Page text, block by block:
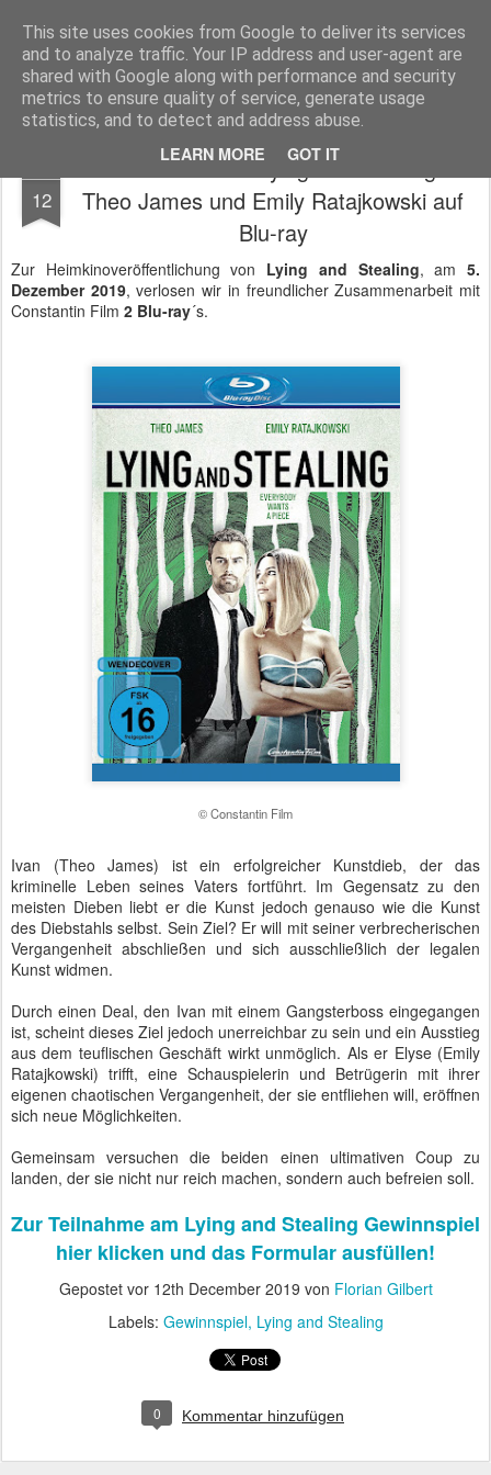
This site uses cookies from Google to deliver its services
and to analyze traffic. Your IP address and user-agent are
shared with Google along with performance and security
metrics to ensure quality of service, generate usage
statistics, and to detect and address abuse.
LEARN MORE GOT IT
MyKinoTrailer
Pages
12
Gewinnt den Krimi Lying and Stealing mit
Theo James und Emily Ratajkowski auf
Blu-ray
Zur Heimkinoveröffentlichung von Lying and Stealing, am5.
Dezember 2019, verlosen wir in freundlicher Zusammenarbeit mit
Constantin Film 2 Blu-ray´s.
© Constantin Film
Ivan (Theo James) ist ein erfolgreicher Kunstdieb, der das
kriminelle Leben seines Vaters fortführt. Im Gegensatz zu den
meisten Dieben liebt er die Kunst jedoch genauso wie die Kunst
des Diebstahls selbst. Sein Ziel? Er will mit seiner verbrecherischen
Vergangenheit abschließen und sich ausschließlich der legalen
Kunst widmen.
Durch einen Deal, den Ivan mit einem Gangsterboss eingegangen
ist, scheint dieses Ziel jedoch unerreichbar zu sein und ein Ausstieg
aus dem teuflischen Geschäft wirkt unmöglich. Als er Elyse (Emily
Ratajkowski) trifft, eine Schauspielerin und Betrügerin mit ihrer
eigenen chaotischen Vergangenheit, der sie entfliehen will, eröffnen
sich neue Möglichkeiten.
Gemeinsam versuchen die beiden einen ultimativen Coup zu
landen, der sie nicht nur reich machen, sondern auch befreien soll.
Zur Teilnahme am Lying and Stealing Gewinnspiel
hier klicken und das Formular ausfüllen!
Gepostet vor 12th December 2019 von Florian Gilbert
Labels: Gewinnspiel Lying and Stealing
0 Kommentar hinzufügen